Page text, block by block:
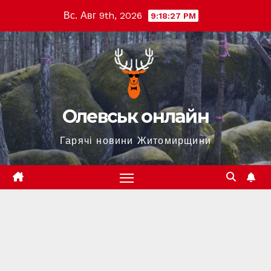
содержимому
Вс. Авг 9th, 2026 9:18:27 PM
Олевськ онлайн
Гарячі новини Житомирщини